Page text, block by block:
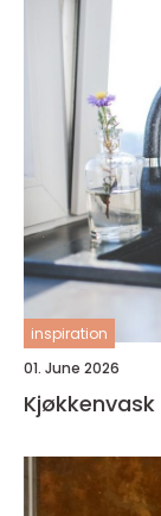
inspiration
01. June 2026